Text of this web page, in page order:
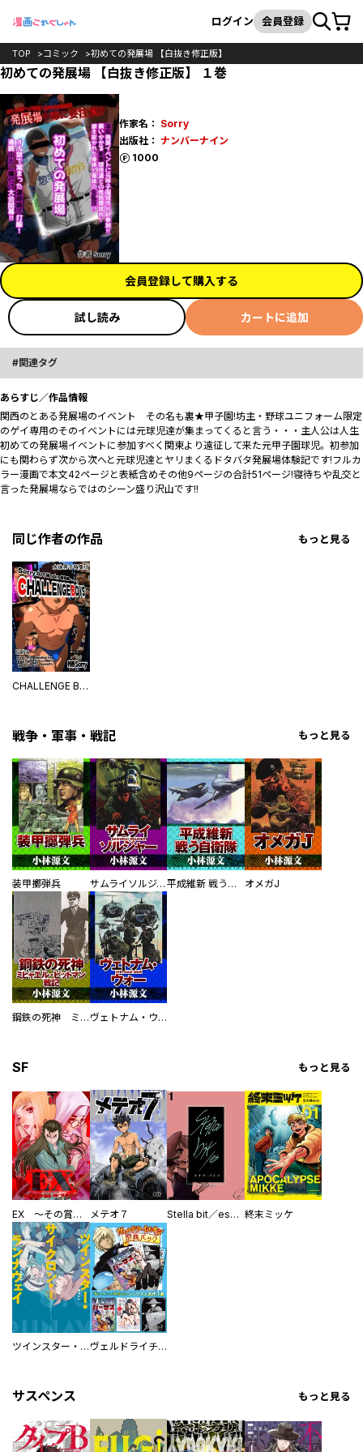
検索
ログイン 会員登録カート
TOP コミック 初めての発展場 【白抜き修正版】
初めての発展場 【白抜き修正版】 １巻
作家名： Sorry
出版社： ナンバーナイン
1000
ポイント
会員登録して購入する
試し読み カートに追加
関連タグ
あらすじ／作品情報
関西のとある発展場のイベント その名も裏★甲子園!坊主・野球ユニフォーム限定
のゲイ専用のそのイベントには元球児達が集まってくると言う・・・主人公は人生
初めての発展場イベントに参加すべく関東より遠征して来た元甲子園球児。初参加
にも関わらず次から次へと元球児達とヤリまくるドタバタ発展場体験記です!フルカ
ラー漫画で本文42ページと表紙含めその他9ページの合計51ページ!寝待ちや乱交と
言った発展場ならではのシーン盛り沢山です!!
同じ作者の作品 もっと見る
CHALLENGE BOYS【白抜き修正版】
戦争・軍事・戦記 もっと見る
装甲擲弾兵 サムライソルジャー SAMURAI SOLDIER 平成維新 戦う自衛隊 オメガJ
鋼鉄の死神 ミヒャエル・ビットマン戦記 ヴェトナム・ウォー VIETNAM WAR
SF もっと見る
EX ～その賞金稼ぎは、世界の出口を探す～【単行本版】 メテオ７ Stella bit／es【単話版】 終末ミッケ
ツインスター・サイクロン・ランナウェイ ヴェルドライチオシ聖典パック 『転スラ』ミニ画集付き シリウス人気作３選
サスペンス もっと見る